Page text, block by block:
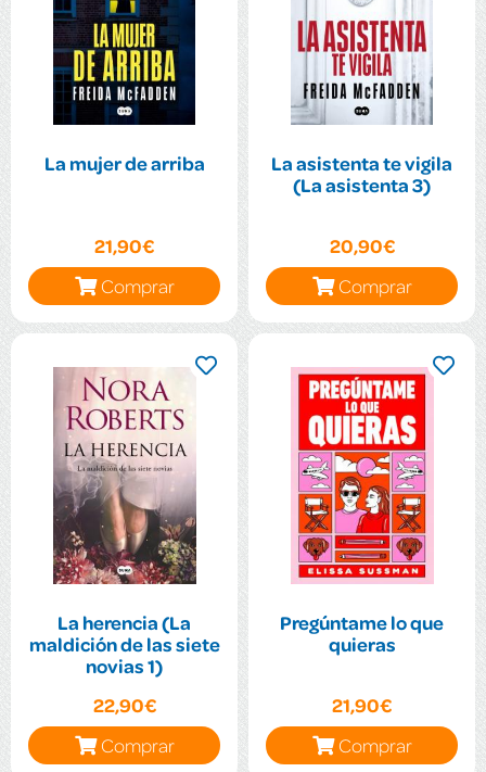
La mujer de arriba
21,90€
Comprar
La asistenta te vigila
(La asistenta 3)
20,90€
Comprar
La herencia (La
maldición de las siete
novias 1)
22,90€
Comprar
Pregúntame lo que
quieras
21,90€
Comprar